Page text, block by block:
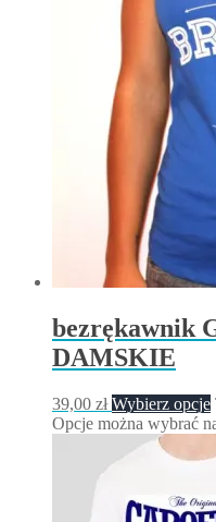
bezrękawnik
DAMSKIE
39,00 zł Wybierz opcje
Opcje można wybrać